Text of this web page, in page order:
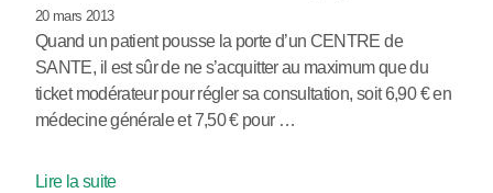
20 mars 2013
Quand un patient pousse la porte d’un CENTRE de
SANTE, il est sûr de ne s’acquitter au maximum que du
ticket modérateur pour régler sa consultation, soit 6,90 € en
médecine générale et 7,50 € pour …
Lire la suite